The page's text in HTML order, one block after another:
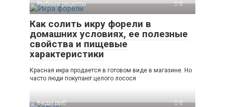
Рыбные рецепты 0
Как солить икру форели в
домашних условиях, ее полезные
свойства и пищевые
характеристики
Красная икра продается в готовом виде в магазине. Но
часто люди покупают целого лосося
Виды рыб 0